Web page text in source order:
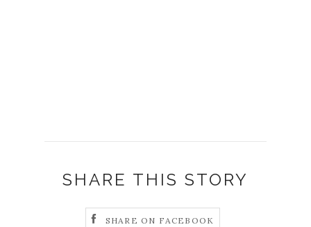
SHARE THIS STORY
SHARE ON FACEBOOK